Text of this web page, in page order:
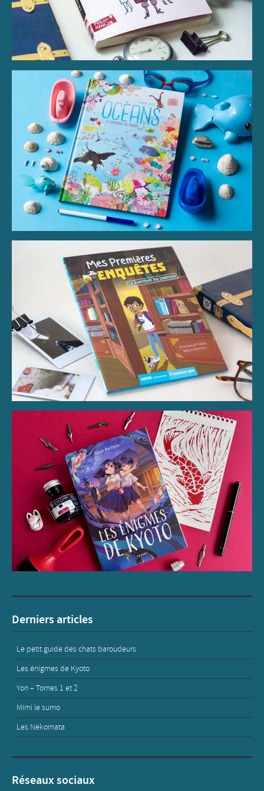
Derniers articles
Le petit guide des chats baroudeurs
Les énigmes de Kyoto
Yon – Tomes 1 et 2
Mimi le sumo
Les Nekomata
Réseaux sociaux